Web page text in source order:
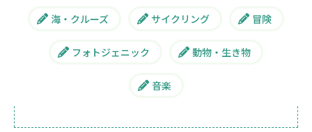
海・クルーズ サイクリング 冒険
フォトジェニック 動物・生き物
音楽